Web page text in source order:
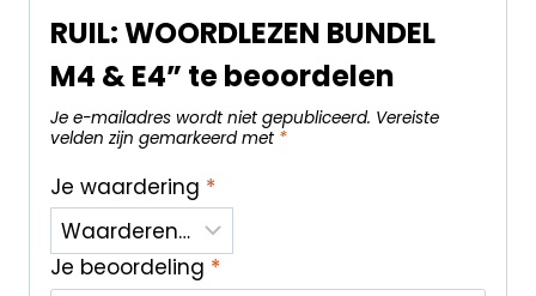
RUIL: WOORDLEZEN BUNDEL
M4 & E4” te beoordelen
Je e-mailadres wordt niet gepubliceerd. Vereiste
velden zijn gemarkeerd met *
Je waardering *
Je beoordeling *